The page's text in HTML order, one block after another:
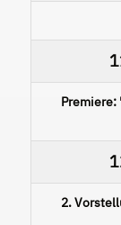
Premiere:
2.